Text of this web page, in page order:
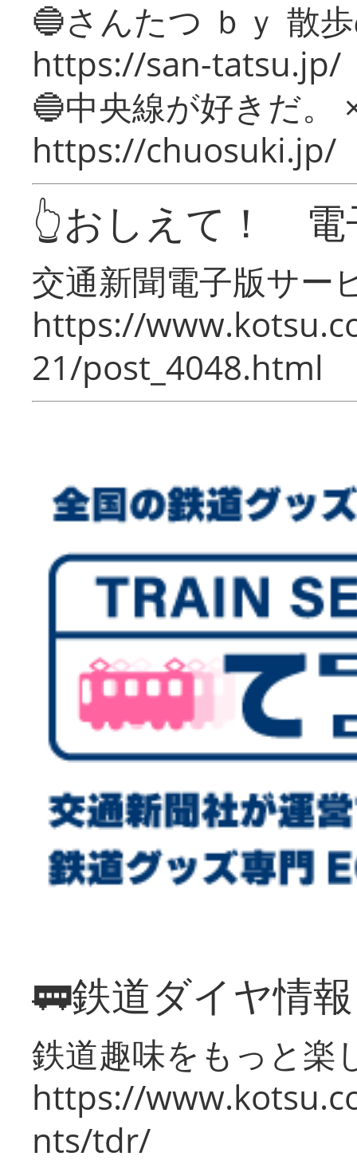
🔵さんたつ ｂｙ 散
https://san-tatsu.jp/
🔵中央線が好きだ。
https://chuosuki.jp/
👆おしえて！ 電
交通新聞電子版サー
https://
21/post_4048.html
🚃鉄道ダイヤ情
鉄道趣味をもっと楽
https://
nts/tdr/